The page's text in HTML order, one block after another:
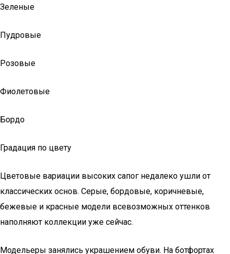
Зеленые
Пудровые
Розовые
Фиолетовые
Бордо
Градация по цвету
Цветовые вариации высоких сапог недалеко ушли от
классических основ. Серые, бордовые, коричневые,
бежевые и красные модели всевозможных оттенков
наполняют коллекции уже сейчас.
Модельеры занялись украшением обуви. На ботфортах